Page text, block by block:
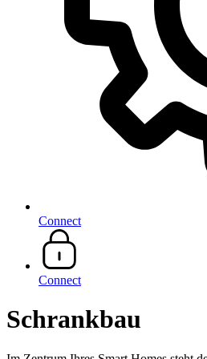
Connect
Connect
Schrankbau